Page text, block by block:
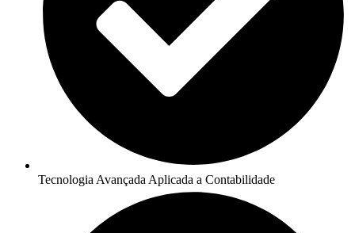
Tecnologia Avançada Aplicada a Contabilidade